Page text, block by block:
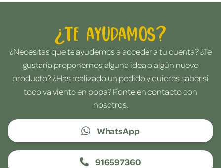
¿Te ayudamos?
¿Necesitas que te ayudemos a acceder a tu cuenta? ¿Te
gustaría proponernos alguna idea o algún nuevo
producto? ¿Has realizado un pedido y quieres saber si
todo va viento en popa? Ponte en contacto con
nosotros.
WhatsApp
916597360